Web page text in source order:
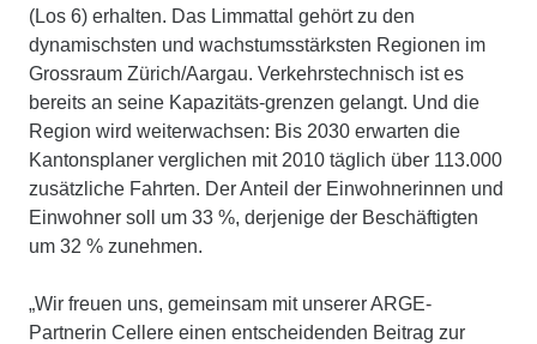
(Los 6) erhalten. Das Limmattal gehört zu den
dynamischsten und wachstumsstärksten Regionen im
Grossraum Zürich/Aargau. Verkehrstechnisch ist es
bereits an seine Kapazitäts-grenzen gelangt. Und die
Region wird weiterwachsen: Bis 2030 erwarten die
Kantonsplaner verglichen mit 2010 täglich über 113.000
zusätzliche Fahrten. Der Anteil der Einwohnerinnen und
Einwohner soll um 33 %, derjenige der Beschäftigten
um 32 % zunehmen.
„Wir freuen uns, gemeinsam mit unserer ARGE-
Partnerin Cellere einen entscheidenden Beitrag zur